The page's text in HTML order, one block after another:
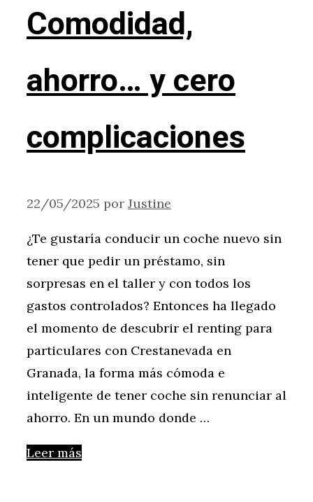
Comodidad,
ahorro… y cero
complicaciones
22/05/2025 por Justine
¿Te gustaría conducir un coche nuevo sin
tener que pedir un préstamo, sin
sorpresas en el taller y con todos los
gastos controlados? Entonces ha llegado
el momento de descubrir el renting para
particulares con Crestanevada en
Granada, la forma más cómoda e
inteligente de tener coche sin renunciar al
ahorro. En un mundo donde …
Leer más